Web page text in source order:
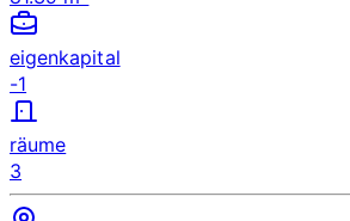
eigenkapital
-1
räume
3